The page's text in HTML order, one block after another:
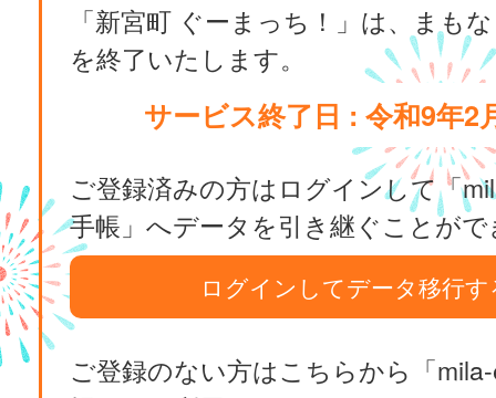
「新宮町 ぐーまっち！」は、まも
を終了いたします。
サービス終了日 : 令和9年2
ご登録済みの方はログインして「
手帳」へデータを引き継ぐことが
ログインしてデータ移行す
ご登録のない方はこちらから「